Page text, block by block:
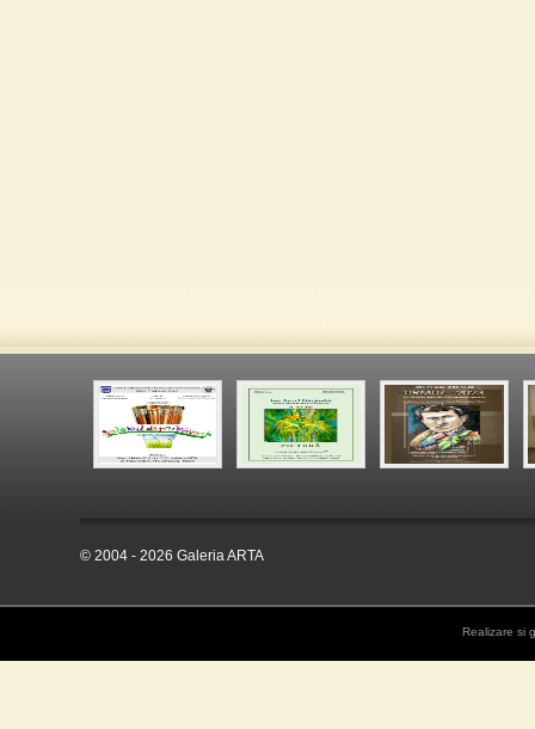
© 2004 - 2026 Galeria ARTA
Realizare si